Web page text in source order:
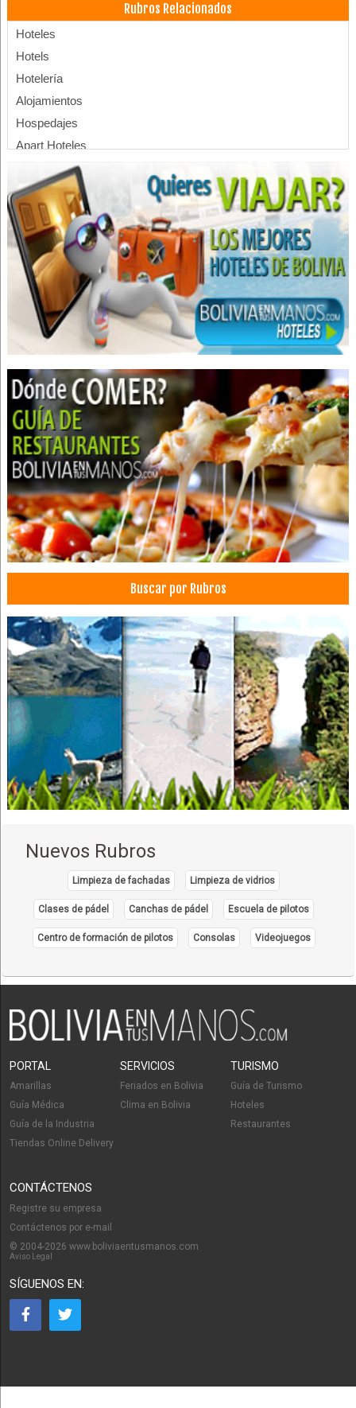
Rubros Relacionados
Hoteles
Hotels
Hotelería
Alojamientos
Hospedajes
Apart Hoteles
Buscar por Rubros
Nuevos Rubros
Limpieza de fachadas Limpieza de vidrios
Clases de pádel Canchas de pádel Escuela de pilotos
Centro de formación de pilotos Consolas Videojuegos
PORTAL
Amarillas
Guía Médica
Guía de la Industria
Tiendas Online Delivery
SERVICIOS
Feriados en Bolivia
Clima en Bolivia
TURISMO
Guía de Turismo
Hoteles
Restaurantes
CONTÁCTENOS
Registre su empresa
Contáctenos por e-mail
© 2004-2026 www.boliviaentusmanos.com
Aviso Legal
SÍGUENOS EN: